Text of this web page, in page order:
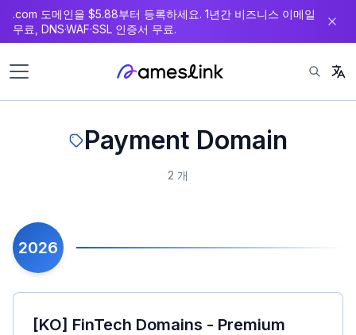
츠
로
동
.com 도메인을 $5.88부터 등록하세요. 1년간 비즈니스 이메일
무료, DNS·WAF·SSL 인증서 무료.
Payment Domain
2 개
2026
[KO] FinTech Domains - Premium